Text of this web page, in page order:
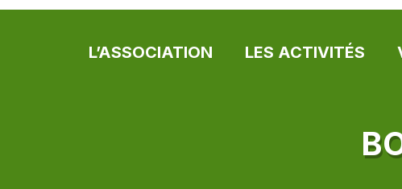
L’ASSOCIATION LES ACTIVITÉS